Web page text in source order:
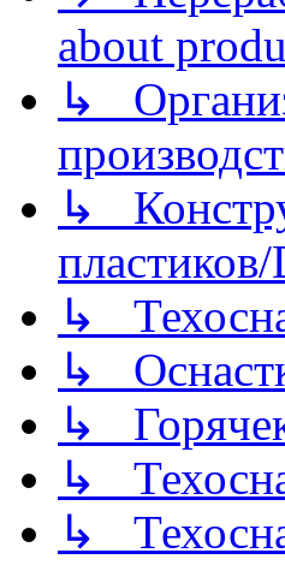
about
↳
↳
↳
↳
↳
↳
↳